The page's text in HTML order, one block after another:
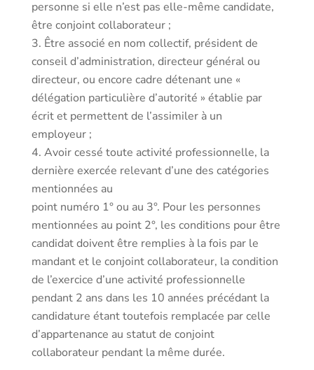
personne si elle n’est pas elle-même candidate,
être conjoint collaborateur ;
Être associé en nom collectif, président de
conseil d’administration, directeur général ou
directeur, ou encore cadre détenant une «
délégation particulière d’autorité » établie par
écrit et permettent de l’assimiler à un
employeur ;
Avoir cessé toute activité professionnelle, la
dernière exercée relevant d’une des catégories
mentionnées au
point numéro 1° ou au 3°. Pour les personnes
mentionnées au point 2°, les conditions pour être
candidat doivent être remplies à la fois par le
mandant et le conjoint collaborateur, la condition
de l’exercice d’une activité professionnelle
pendant 2 ans dans les 10 années précédant la
candidature étant toutefois remplacée par celle
d’appartenance au statut de conjoint
collaborateur pendant la même durée.